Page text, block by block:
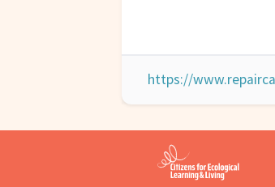
https://